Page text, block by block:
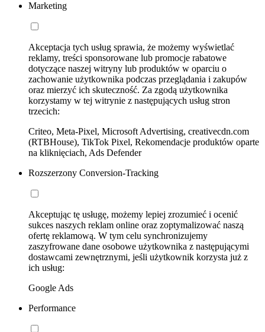
Marketing
Akceptacja tych usług sprawia, że możemy wyświetlać
reklamy, treści sponsorowane lub promocje rabatowe
dotyczące naszej witryny lub produktów w oparciu o
zachowanie użytkownika podczas przeglądania i zakupów
oraz mierzyć ich skuteczność. Za zgodą użytkownika
korzystamy w tej witrynie z następujących usług stron
trzecich:
Criteo, Meta-Pixel, Microsoft Advertising, creativecdn.com
(RTBHouse), TikTok Pixel, Rekomendacje produktów oparte
na kliknięciach, Ads Defender
Rozszerzony Conversion-Tracking
Akceptując tę usługę, możemy lepiej zrozumieć i ocenić
sukces naszych reklam online oraz zoptymalizować naszą
ofertę reklamową. W tym celu synchronizujemy
zaszyfrowane dane osobowe użytkownika z następującymi
dostawcami zewnętrznymi, jeśli użytkownik korzysta już z
ich usług:
Google Ads
Performance